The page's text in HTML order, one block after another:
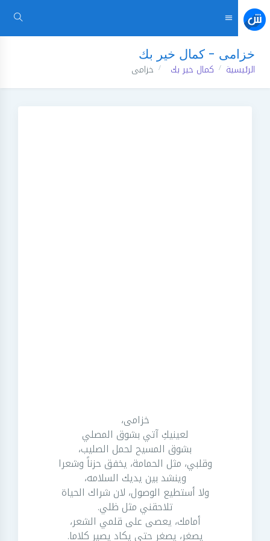
خزامى - كمال خير بك
الرئيسية كمال خير بك خزامى
خزامى،
لعينيكِ آتي بشوق المصلي
بشوق المسيح لحمل الصليب،
وقلبي، مثل الحمامة، يخفق حزناً وشعرا
وينشد بين يديك السلامه،
ولا أستطيع الوصول، لان شراك الحياة
تلاحقني مثل ظلي.
أمامك، يعصى على قلمي الشعر،
يصغر، يصغر حتى يكاد يصير كلاما.